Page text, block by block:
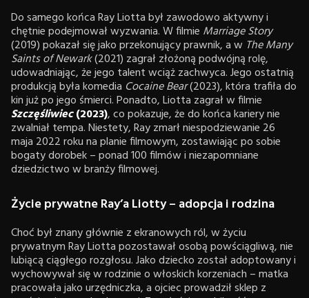
Do samego końca Ray Liotta był zawodowo aktywny i
chętnie podejmował wyzwania. W filmie Marriage Story
(2019) pokazał się jako przekonujący prawnik, a w The Many
Saints of Newark(2021) zagrał złożoną podwójną rolę,
udowadniając, że jego talent wciąż zachwyca. Jego ostatnią
produkcją była komedia Cocaine Bear(2023), która trafiła do
kin już po jego śmierci. Ponadto, Liotta zagrał w filmie
Szczęśliwiec(2023), co pokazuje, że do końca kariery nie
zwalniał tempa. Niestety, Ray zmarł niespodziewanie 26
maja 2022 roku na planie filmowym, zostawiając po sobie
bogaty dorobek – ponad 100 filmów i niezapomniane
dziedzictwo w branży filmowej.
Życie prywatne Ray’a Liotty – adopcja i rodzina
Choć był znany głównie z ekranowych ról, w życiu
prywatnym Ray Liotta pozostawał osobą powściągliwą, nie
lubiącą ciągłego rozgłosu. Jako dziecko został adoptowany i
wychowywał się w rodzinie o włoskich korzeniach – matka
pracowała jako urzędniczka, a ojciec prowadził sklep z